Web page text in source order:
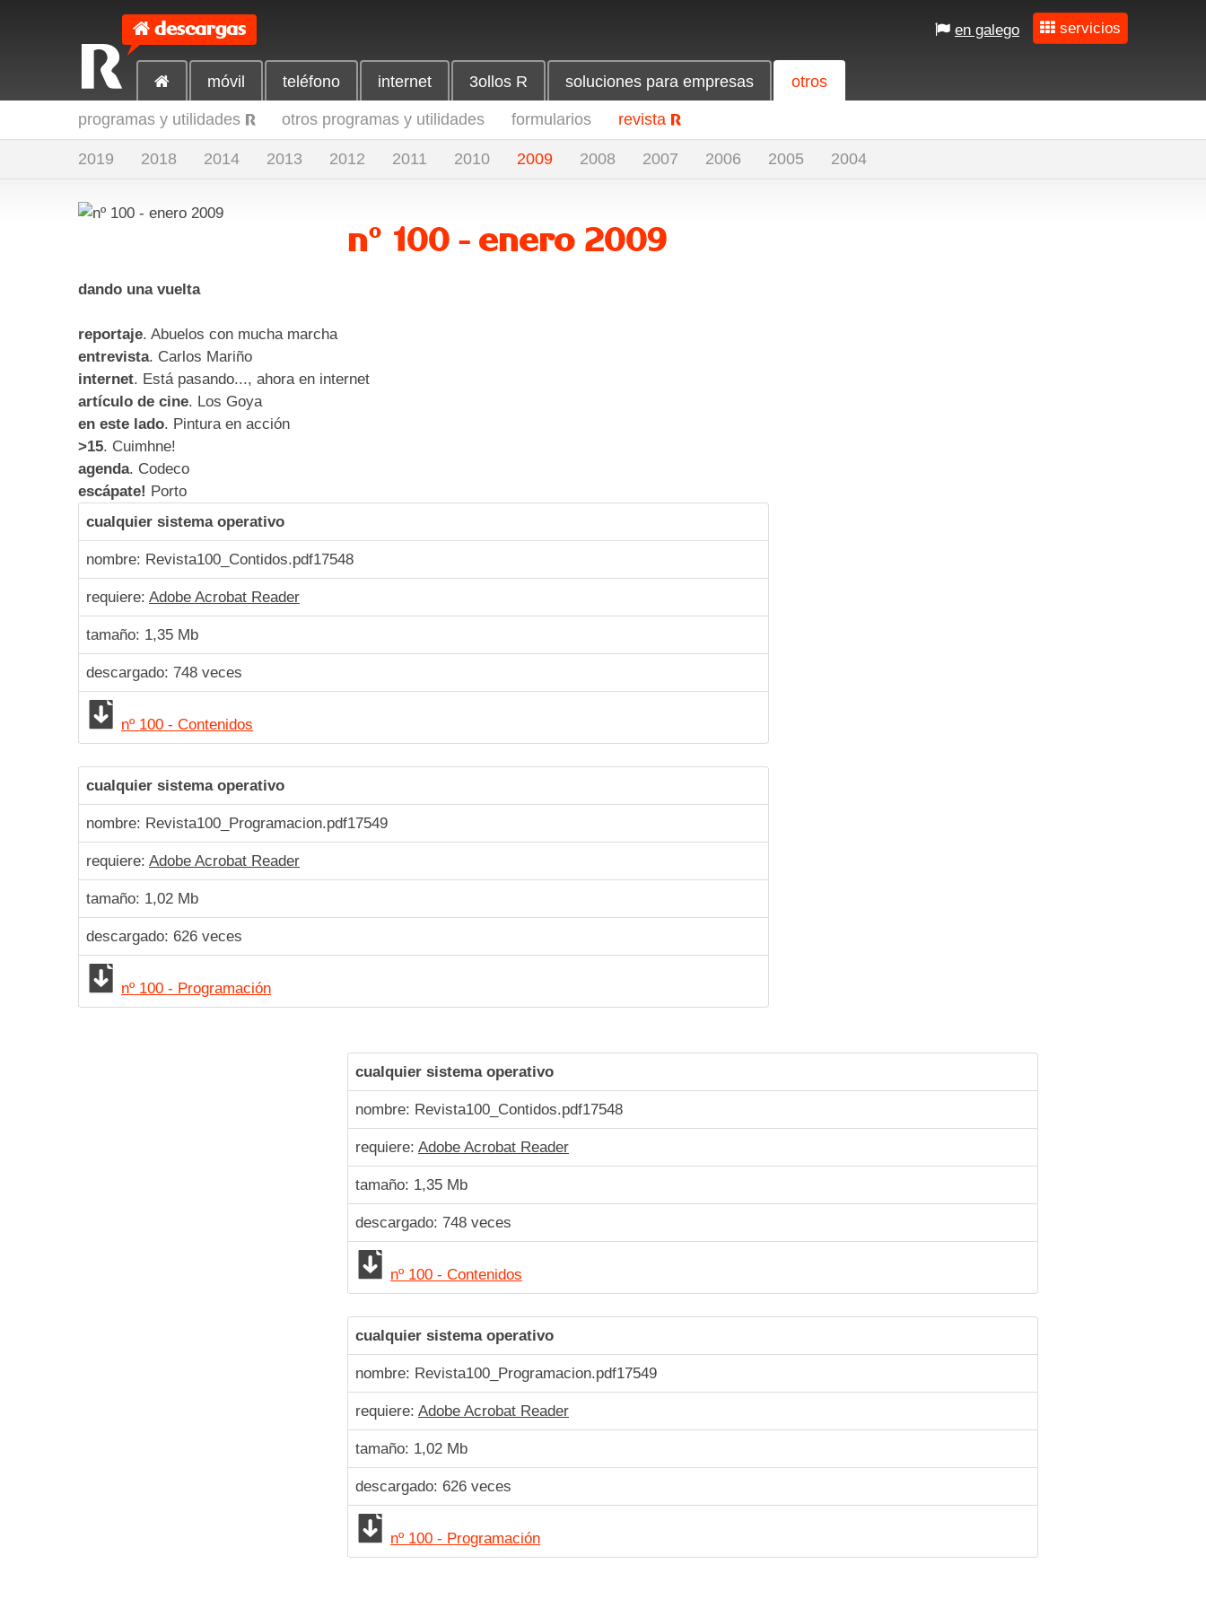
en galego servicios
R
descargas
móvil teléfono internet 3ollos R soluciones para empresas otros
programas y utilidades R otros programas y utilidades formularios revista R
2019 2018 2014 2013 2012 2011 2010 2009 2008 2007 2006 2005 2004
nº 100 - enero 2009
dando una vuelta
reportaje. Abuelos con mucha marcha
entrevista. Carlos Mariño
internet. Está pasando..., ahora en internet
artículo de cine. Los Goya
en este lado. Pintura en acción
>15. Cuimhne!
agenda. Codeco
escápate! Porto
cualquier sistema operativo
nombre: Revista100_Contidos.pdf17548
requiere: Adobe Acrobat Reader
tamaño: 1,35 Mb
descargado: 748 veces
nº 100 - Contenidos
cualquier sistema operativo
nombre: Revista100_Programacion.pdf17549
requiere: Adobe Acrobat Reader
tamaño: 1,02 Mb
descargado: 626 veces
nº 100 - Programación
cualquier sistema operativo
nombre: Revista100_Contidos.pdf17548
requiere: Adobe Acrobat Reader
tamaño: 1,35 Mb
descargado: 748 veces
nº 100 - Contenidos
cualquier sistema operativo
nombre: Revista100_Programacion.pdf17549
requiere: Adobe Acrobat Reader
tamaño: 1,02 Mb
descargado: 626 veces
nº 100 - Programación